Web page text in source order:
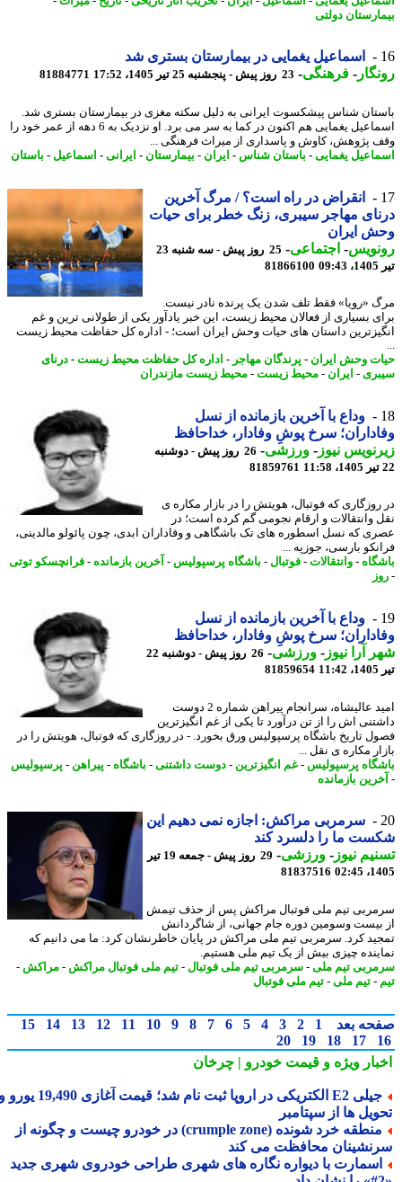
دولتی
اسماعیل یغمایی در بیمارستان بستری شد
-فرهنگی-23 روز پیش - پنجشنبه 25 تیر 1405، 17:52 81884771
شناس پیشکسوت ایرانی به دلیل سکته مغزی در بیمارستان بستری شد.
اسماعیل یغمایی هم اکنون در کما به سر می برد. او نزدیک به 6 دهه از عمر خود را
پژوهش، کاوش و پاسداری از میراث فرهنگی ...
یغمایی-باستان شناس-ایران - بیمارستان-ایرانی- اسماعیل-باستان
انقراض در راه است؟ / مرگ آخرین
مهاجر سیبری، زنگ خطر برای حیات
ایران
-اجتماعی-
25 روز پیش - سه شنبه 23
81866100
«رویا» فقط تلف شدن یک پرنده نادر نیست.
بسیاری از فعالان محیط زیست، این خبر یادآور یکی از طولانی ترین و غم
داستان های حیات وحش ایران است؛ - اداره کل حفاظت محیط زیست
وحش ایران - پرندگان مهاجر-اداره کل حفاظت محیط زیست-درنای
- ایران - محیط زیست-محیط زیست مازندران
وداع با آخرین بازمانده از نسل
سرخ پوشِ وفادار، خداحافظ
نیوز-ورزشی-
26 روز پیش - دوشنبه
81859761
که فوتبال، هویتش را در بازار مکاره ی
وانتقالات و ارقام نجومی گم کرده است؛ در
که نسل اسطوره های تک باشگاهی و وفاداران ابدی، چون پائولو مالدینی،
بارسی، جوزپه ...
-وانتقالات-فوتبال-باشگاه پرسپولیس-آخرین بازمانده-فرانچسکو توتی
وداع با آخرین بازمانده از نسل
سرخ پوشِ وفادار، خداحافظ
آرا نیوز-ورزشی-
26 روز پیش - دوشنبه 22
81859654
امید عالیشاه، سرانجام پیراهن شماره 2 دوست
اش را از تن درآورد تا یکی از غم انگیزترین
تاریخ باشگاه پرسپولیس ورق بخورد. - در روزگاری که فوتبال، هویتش را در
مکاره ی نقل ...
پرسپولیس-غم انگیزترین- دوست داشتنی-باشگاه-پیراهن -پرسپولیس
بازمانده
سرمربی مراکش: اجازه نمی دهیم این
ما را دلسرد کند
نیوز-ورزشی-
29 روز پیش - جمعه 19 تیر
81837516
تیم ملی فوتبال مراکش پس از حذف تیمش
وسومین دوره جام جهانی، از شاگردانش
کرد. سرمربی تیم ملی مراکش در پایان خاطرنشان کرد: ما می دانیم که
چیزی بیش از یک تیم ملی هستیم.
تیم ملی -سرمربی تیم ملی فوتبال-تیم ملی فوتبال مراکش -مراکش -
-تیم ملی -تیم ملی فوتبال
بعد 1
2
3
4
5
6
7
8
9
10
11
12
13
14
15
17
18
19
20
ویژهو قیمت خودرو | چرخان
جیلی E2 الکتریکی در اروپا ثبت نام شد؛ قیمت آغازی 19,490 یورو و
ها از سپتامبر
منطقه خرد شونده (crumple zone) در خودرو چیست و چگونه از
محافظت می کند
با دیواره نگاره های شهری طراحی خودروی شهری جدید